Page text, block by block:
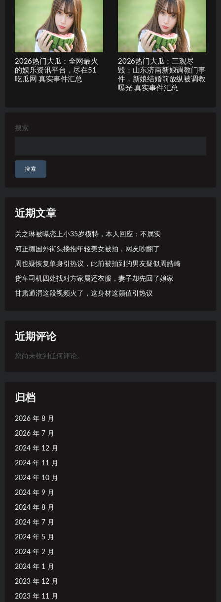
2026热门大瓜：全网最火
的娱乐资讯平台，尽在51
吃瓜网 真实事件汇总
2026热门大瓜：三观尽
毁：山东济南新娘调教门事
件，新娘结婚前放纵被调教
曝光 真实事件汇总
搜索
搜索
近期文章
关之琳被曝恋上小35岁模特，本人回应：不属实
何正德国外街头搂抱年轻美女被拍，网友吵翻了
周也疑恢复单身引热议，此前被拍到的男友疑似周皓崎
货车司机四处找对方家属还衣服，妻子却先回了娘家
甘肃通渭这段视频火了，这身材这颜值引热议
近期评论
您尚未收到任何评论。
归档
2026 年 8 月
2026 年 7 月
2024 年 12 月
2024 年 11 月
2024 年 10 月
2024 年 9 月
2024 年 8 月
2024 年 7 月
2024 年 5 月
2024 年 2 月
2024 年 1 月
2023 年 12 月
2023 年 11 月